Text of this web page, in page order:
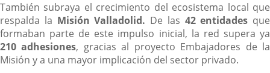
También subraya el crecimiento del ecosistema local que
respalda la Misión Valladolid. De las 42 entidades que
formaban parte de este impulso inicial, la red supera ya
210 adhesiones, gracias al proyecto Embajadores de la
Misión y a una mayor implicación del sector privado.